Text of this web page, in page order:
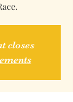
closes